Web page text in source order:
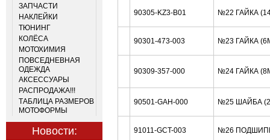
ЗАПЧАСТИ
НАКЛЕЙКИ
ТЮНИНГ
КОЛЁСА
МОТОХИМИЯ
ПОВСЕДНЕВНАЯ
ОДЕЖДА
АКСЕССУАРЫ
РАСПРОДАЖА!!!
ТАБЛИЦА РАЗМЕРОВ
МОТОФОРМЫ
Новости:
90305-KZ3-B01 №22 ГАЙКА
90301-473-003 №23 ГАЙКА
90309-357-000 №24 ГАЙКА
90501-GAH-000 №25 ШАЙБА
91011-GCT-003 №26